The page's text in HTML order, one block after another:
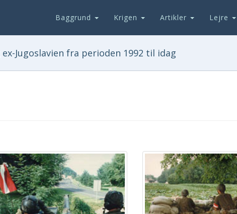
Baggrund Krigen Artikler Lejre
Jugoslavien fra perioden 1992 til idag